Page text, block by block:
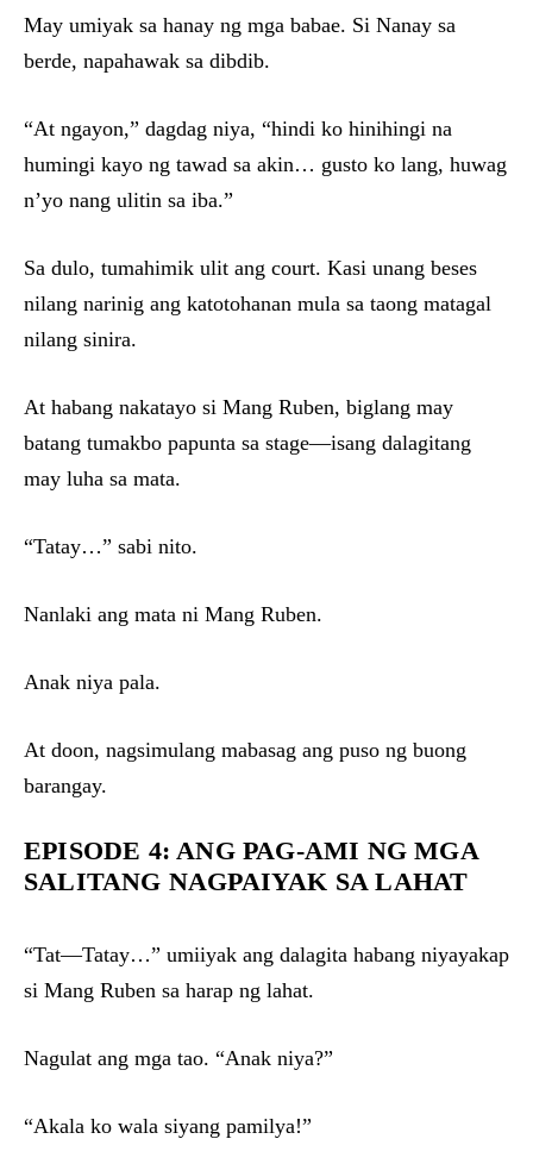
May umiyak sa hanay ng mga babae. Si Nanay sa
berde, napahawak sa dibdib.
“At ngayon,” dagdag niya, “hindi ko hinihingi na
humingi kayo ng tawad sa akin… gusto ko lang, huwag
n’yo nang ulitin sa iba.”
Sa dulo, tumahimik ulit ang court. Kasi unang beses
nilang narinig ang katotohanan mula sa taong matagal
nilang sinira.
At habang nakatayo si Mang Ruben, biglang may
batang tumakbo papunta sa stage—isang dalagitang
may luha sa mata.
“Tatay…” sabi nito.
Nanlaki ang mata ni Mang Ruben.
Anak niya pala.
At doon, nagsimulang mabasag ang puso ng buong
barangay.
EPISODE 4: ANG PAG-AMI NG MGA
SALITANG NAGPAIYAK SA LAHAT
“Tat—Tatay…” umiiyak ang dalagita habang niyayakap
si Mang Ruben sa harap ng lahat.
Nagulat ang mga tao. “Anak niya?”
“Akala ko wala siyang pamilya!”